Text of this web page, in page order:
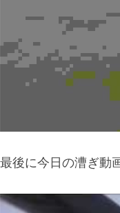
最後に今日の漕ぎ動